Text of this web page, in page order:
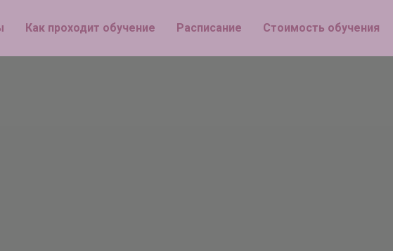
Как проходит обучение Расписание Стоимость обучения